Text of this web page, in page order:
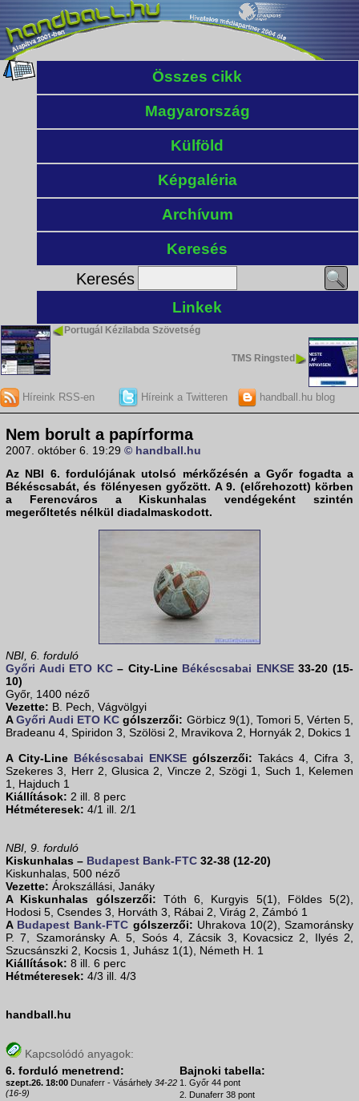
Összes cikk
Magyarország
Külföld
Képgaléria
Archívum
Keresés
Keresés
Linkek
Portugál Kézilabda Szövetség
TMS Ringsted
Híreink RSS-en Híreink a Twitteren handball.hu blog
Nem borult a papírforma
2007. október 6. 19:29 © handball.hu
Az NBI 6. fordulójának utolsó mérkőzésén aGyőrfogadta a
Békéscsabát, és fölényesen győzött. A 9. (előrehozott) körben
a Ferencváros a Kiskunhalas vendégeként szintén
megerőltetés nélkül diadalmaskodott.
NBI, 6. forduló
Győri Audi ETO KC– City-Line Békéscsabai ENKSE33-20 (15-
10)
Győr, 1400 néző
Vezette: B. Pech, Vágvölgyi
AGyőri Audi ETO KC gólszerzői: Görbicz 9(1), Tomori 5, Vérten 5,
Bradeanu 4, Spiridon 3, Szölösi 2, Mravikova 2, Hornyák 2, Dokics 1
A City-Line Békéscsabai ENKSE gólszerzői: Takács 4, Cifra 3,
Szekeres 3, Herr 2, Glusica 2, Vincze 2, Szögi 1, Such 1, Kelemen
1, Hajduch 1
Kiállítások: 2 ill. 8 perc
Hétméteresek: 4/1 ill. 2/1
NBI, 9. forduló
Kiskunhalas – Budapest Bank-FTC 32-38 (12-20)
Kiskunhalas, 500 néző
Vezette: Árokszállási, Janáky
A Kiskunhalas gólszerzői: Tóth 6, Kurgyis 5(1), Földes 5(2),
Hodosi 5, Csendes 3, Horváth 3, Rábai 2, Virág 2, Zámbó 1
A Budapest Bank-FTC gólszerzői: Uhrakova 10(2), Szamoránsky
P. 7, Szamoránsky A. 5, Soós 4, Zácsik 3, Kovacsicz 2, Ilyés 2,
Szucsánszki 2, Kocsis 1, Juhász 1(1), Németh H. 1
Kiállítások: 8 ill. 6 perc
Hétméteresek: 4/3 ill. 4/3
handball.hu
Kapcsolódó anyagok:
6. forduló menetrend:
szept.26. 18:00 Dunaferr - Vásárhely 34-22
(16-9)
Bajnoki tabella:
1. Győr 44 pont
2. Dunaferr 38 pont